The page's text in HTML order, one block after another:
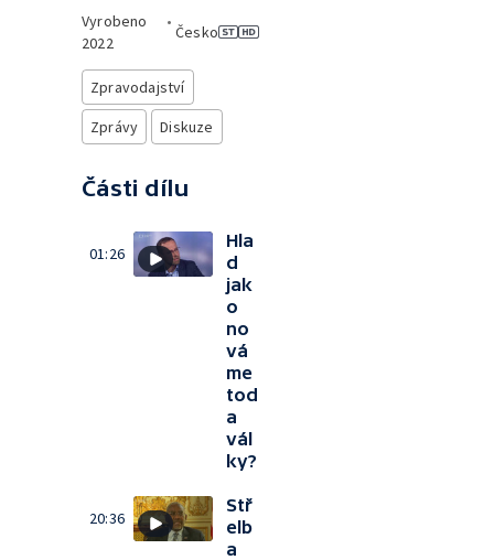
Vyrobeno
2022
•
Česko
Zpravodajství
Zprávy
Diskuze
Části dílu
01:26
Hla
d
jak
o
no
vá
me
tod
a
vál
ky?
20:36
Stř
elb
a